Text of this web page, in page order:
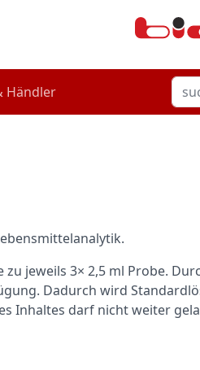
Händler
jeweils 3× 2,5 ml Probe.
Dadurch wird
Inhaltes darf nicht weiter